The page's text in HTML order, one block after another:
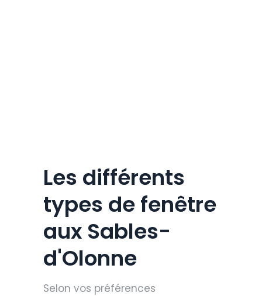
Les différents
types de fenêtre
aux Sables-
d'Olonne
Selon vos préférences